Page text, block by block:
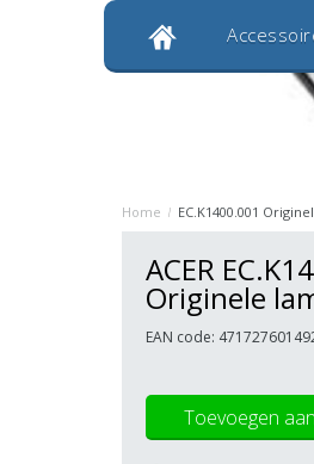
Home / EC.K1400.001
ACER
Originele
EAN code:
Toevoegen